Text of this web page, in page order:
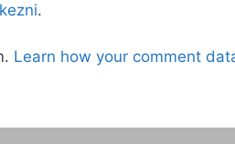
.
Learn how your comment